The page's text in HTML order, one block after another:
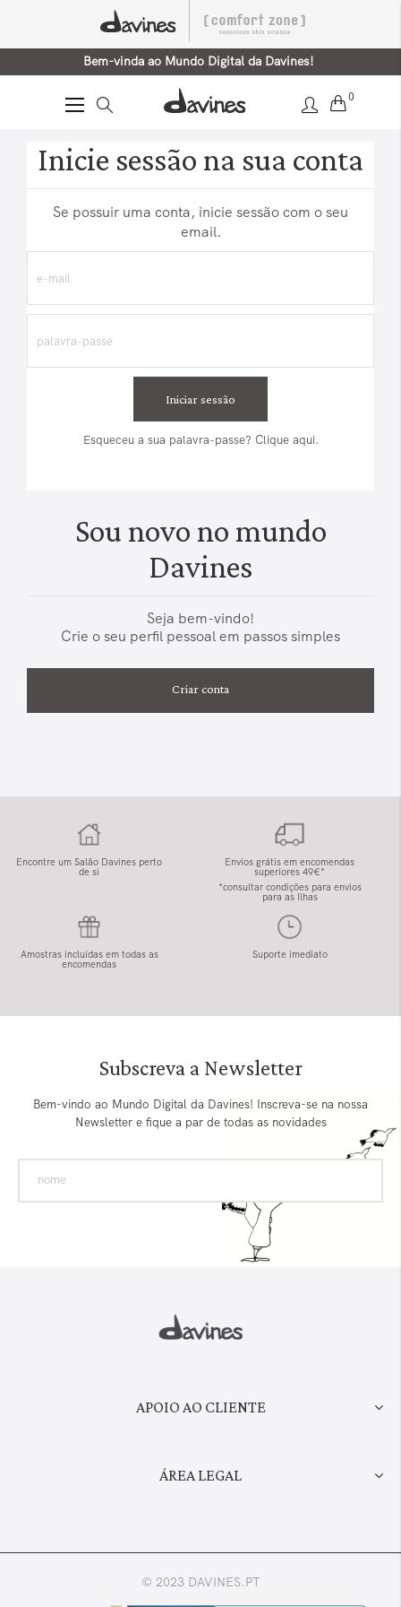
Bem-vinda ao Mundo Digital da Davines!
Alternar
0
Inicie sessão na sua conta
Se possuir uma conta, inicie sessão com o seu
email.
Iniciar sessão
Esqueceu a sua palavra-passe? Clique aqui.
Sou novo no mundo
Davines
Seja bem-vindo!
Crie o seu perfil pessoal em passos simples
Criar conta
Encontre um Salão Davines perto
de si
Envios grátis em encomendas
superiores 49€*
*consultar condições para envios
para as Ilhas
Amostras incluídas em todas as
encomendas
Suporte imediato
Subscreva a Newsletter
Bem-vindo ao Mundo Digital da Davines! Inscreva-se na nossa
Newsletter e fique a par de todas as novidades
APOIO AO CLIENTE
ÁREA LEGAL
© 2023 DAVINES.PT